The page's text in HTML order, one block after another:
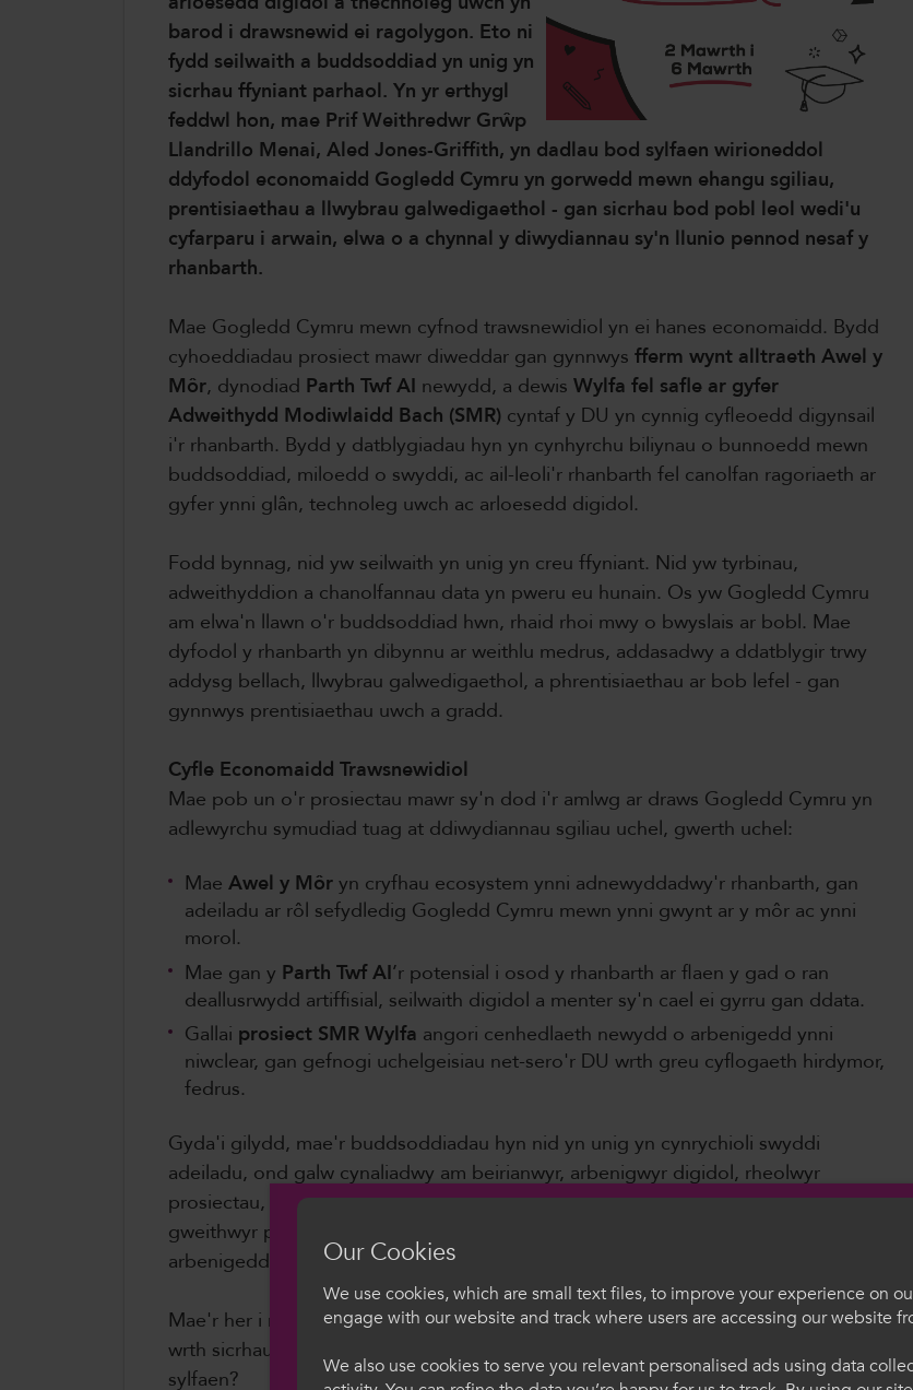
barod i drawsnewid ei ragolygon. Eto ni
fydd seilwaith a buddsoddiad yn unig yn
sicrhau ffyniant parhaol. Yn yr erthygl
feddwl hon, mae Prif Weithredwr Grŵp
Llandrillo Menai, Aled Jones-Griffith, yn dadlau bod sylfaen wirioneddol
ddyfodol economaidd Gogledd Cymru yn gorwedd mewn ehangu sgiliau,
prentisiaethau a llwybrau galwedigaethol - gan sicrhau bod pobl leol wedi'u
cyfarparu i arwain, elwa o a chynnal y diwydiannau sy'n llunio pennod nesaf y
rhanbarth.
Mae Gogledd Cymru mewn cyfnod trawsnewidiol yn ei hanes economaidd. Bydd
cyhoeddiadau prosiect mawr diweddar gan gynnwys fferm wynt alltraeth Awel y
Môr, dynodiad Parth Twf AI newydd, a dewis Wylfa fel safle ar gyfer
Adweithydd Modiwlaidd Bach (SMR) cyntaf y DU yn cynnig cyfleoedd digynsail
i'r rhanbarth. Bydd y datblygiadau hyn yn cynhyrchu biliynau o bunnoedd mewn
buddsoddiad, miloedd o swyddi, ac ail-leoli'r rhanbarth fel canolfan ragoriaeth ar
gyfer ynni glân, technoleg uwch ac arloesedd digidol.
Fodd bynnag, nid yw seilwaith yn unig yn creu ffyniant. Nid yw tyrbinau,
adweithyddion a chanolfannau data yn pweru eu hunain. Os yw Gogledd Cymru
am elwa'n llawn o'r buddsoddiad hwn, rhaid rhoi mwy o bwyslais ar bobl. Mae
dyfodol y rhanbarth yn dibynnu ar weithlu medrus, addasadwy a ddatblygir trwy
addysg bellach, llwybrau galwedigaethol, a phrentisiaethau ar bob lefel - gan
gynnwys prentisiaethau uwch a gradd.
Cyfle Economaidd Trawsnewidiol
Mae pob un o'r prosiectau mawr sy'n dod i'r amlwg ar draws Gogledd Cymru yn
adlewyrchu symudiad tuag at ddiwydiannau sgiliau uchel, gwerth uchel:
Mae Awel y Môr yn cryfhau ecosystem ynni adnewyddadwy'r rhanbarth, gan
adeiladu ar rôl sefydledig Gogledd Cymru mewn ynni gwynt ar y môr ac ynni
morol.
Mae gan y Parth Twf AI’r potensial i osod y rhanbarth ar flaen y gad o ran
deallusrwydd artiffisial, seilwaith digidol a menter sy'n cael ei gyrru gan ddata.
Gallai prosiect SMR Wylfa angori cenhedlaeth newydd o arbenigedd ynni
niwclear, gan gefnogi uchelgeisiau net-sero'r DU wrth greu cyflogaeth hirdymor,
fedrus.
Gyda'i gilydd, mae'r buddsoddiadau hyn nid yn unig yn cynrychioli swyddi
adeiladu, ond galw cynaliadwy am beirianwyr, arbenigwyr digidol, rheolwyr
prosiectau, technegwyr, dadansoddwyr data, gwyddonwyr amgylcheddol,
gweithwyr proffesiynol gweithgynhyrchu uwch ac ymhellach, ar hyn o bryd,
arbenigeddau anhysbys.
Mae'r her i ni yn y sector addysg bellach yn glir: pwy fydd yn llenwi'r rolau hyn
wrth sicrhau nad ydym yn peryglu angen economaidd presennol ein heconomi
sylfaen?
Croeso i ColegauCymru Welcome to
Our Cookies
We use cookies, which are small text files, to improve your experience on
engage with our website and track where users are accessing our website
We also use cookies to serve you relevant personalised ads using data